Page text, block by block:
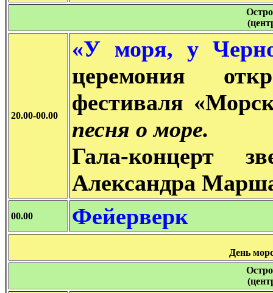
20.00-00.00
«У моря, у
церемония
фестиваля
песня о море.
Гала-концерт
Александра
00.00 Фейерверк
День